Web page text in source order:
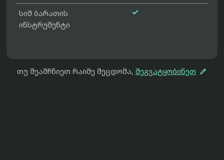
სიმ ბარათის
ინსტრუმენტი

თუ შეამჩნიეთ რაიმე შეცდომა, შეგვატყობინეთ 